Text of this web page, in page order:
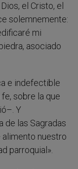
el Cristo, el
solemnemente:
mi
asociado
e indefectible
sobre la que
Y
de las Sagradas
alimento nuestro
parroquial».